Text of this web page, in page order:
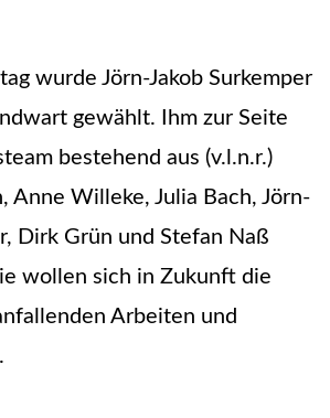
wurde Jörn-Jakob Surkemper
gewählt. Ihm zur Seite
bestehend aus (v.l.n.r.)
Anne Willeke, Julia Bach, Jörn-
Dirk Grün und Stefan Naß
wollen sich in Zukunft die
Arbeiten und